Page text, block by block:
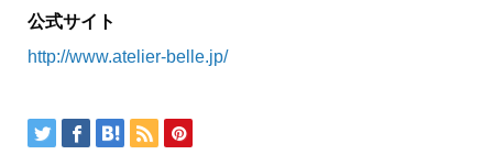
公式サイト
http://www.atelier-belle.jp/